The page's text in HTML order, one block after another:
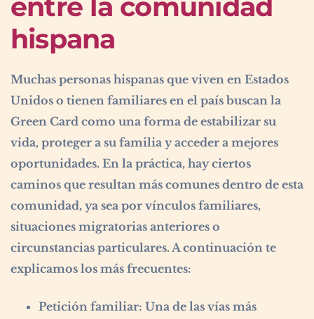
hispana
Muchas personas hispanas que viven en Estados
Unidos o tienen familiares en el país buscan la
Green Card como una forma de estabilizar su
vida, proteger a su familia y acceder a mejores
oportunidades. En la práctica, hay ciertos
caminos que resultan más comunes dentro de esta
comunidad, ya sea por vínculos familiares,
situaciones migratorias anteriores o
circunstancias particulares. A continuación te
explicamos los más frecuentes:
Petición familiar: Una de las vías más